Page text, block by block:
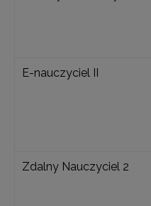
E-nauczyciel II
Zdalny Nauczyciel 2